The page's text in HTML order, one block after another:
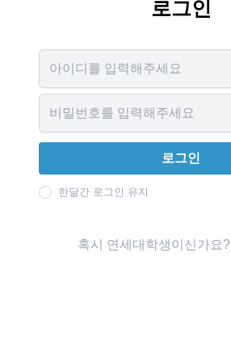
로그인
로그인
한달간 로그인 유지
혹시 연세대학생이신가요?